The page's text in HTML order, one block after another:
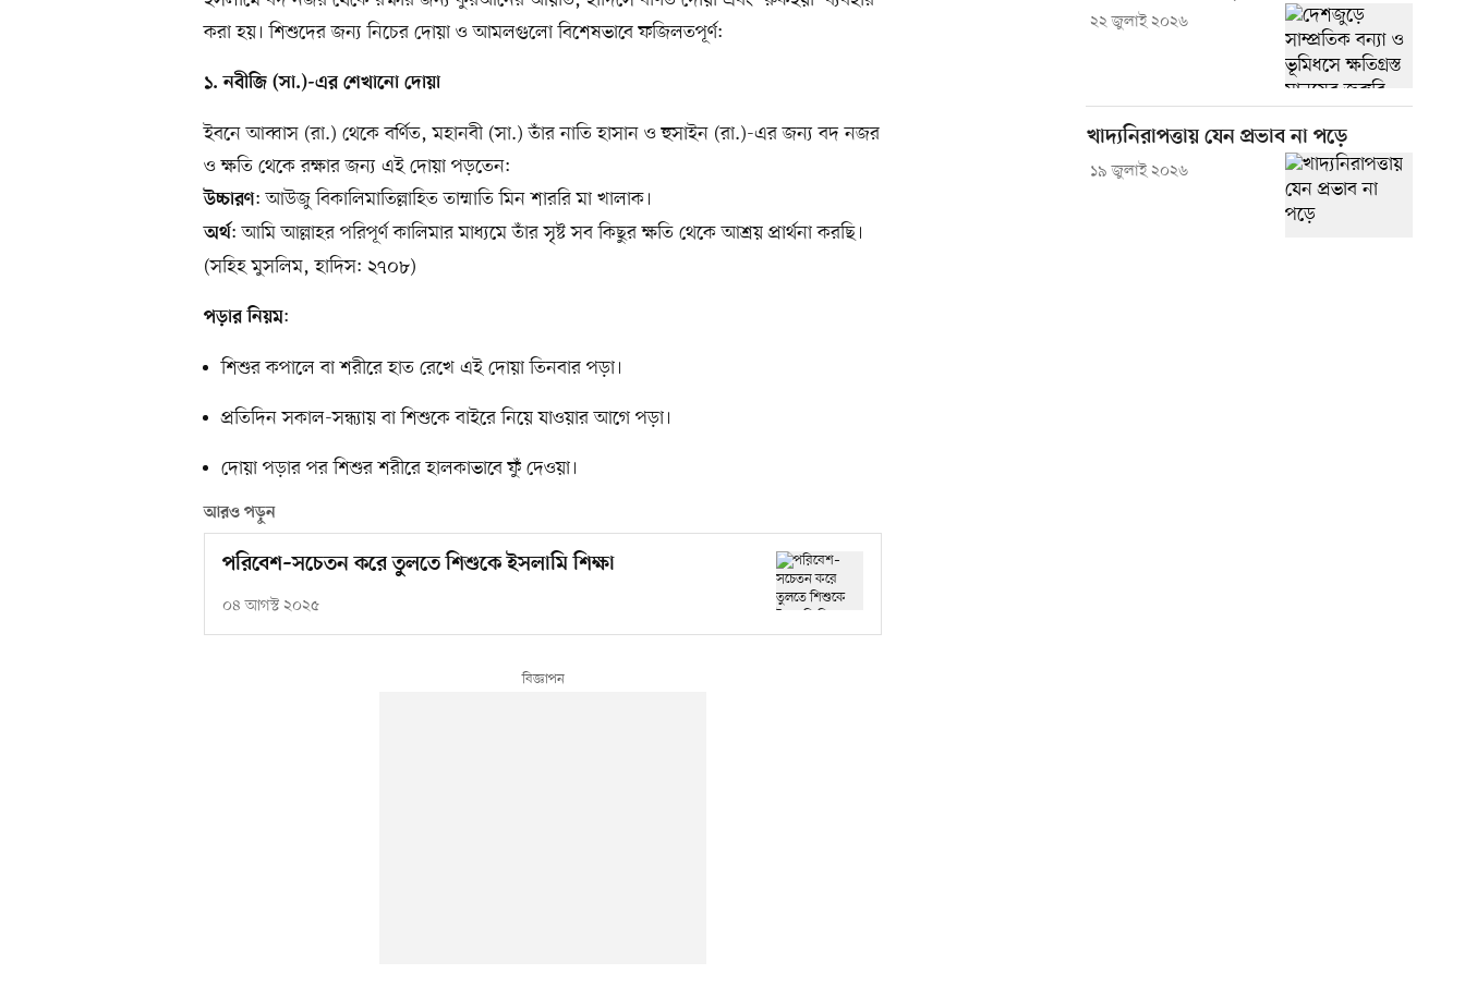
করা হয়। শিশুদের জন্য নিচের দোয়া ও আমলগুলো বিশেষভাবে ফজিলতপূর্ণ:
১. নবীজি (সা.)-এর শেখানো দোয়া
ইবনে আব্বাস (রা.) থেকে বর্ণিত, মহানবী (সা.) তাঁর নাতি হাসান ও হুসাইন (রা.)-এর জন্য বদ নজর
ও ক্ষতি থেকে রক্ষার জন্য এই দোয়া পড়তেন:
উচ্চারণ: আউজু বিকালিমাতিল্লাহিত তাম্মাতি মিন শাররি মা খালাক।
অর্থ: আমি আল্লাহর পরিপূর্ণ কালিমার মাধ্যমে তাঁর সৃষ্ট সব কিছুর ক্ষতি থেকে আশ্রয় প্রার্থনা করছি।
(সহিহ মুসলিম, হাদিস: ২৭০৮)
পড়ার নিয়ম:
শিশুর কপালে বা শরীরে হাত রেখে এই দোয়া তিনবার পড়া।
প্রতিদিন সকাল-সন্ধ্যায় বা শিশুকে বাইরে নিয়ে যাওয়ার আগে পড়া।
দোয়া পড়ার পর শিশুর শরীরে হালকাভাবে ফুঁ দেওয়া।
আরও পড়ুন
পরিবেশ–সচেতন করে তুলতে শিশুকে ইসলামি শিক্ষা
০৪ আগস্ট ২০২৫
২২ জুলাই ২০২৬
খাদ্যনিরাপত্তায় যেন প্রভাব না পড়ে
১৯ জুলাই ২০২৬